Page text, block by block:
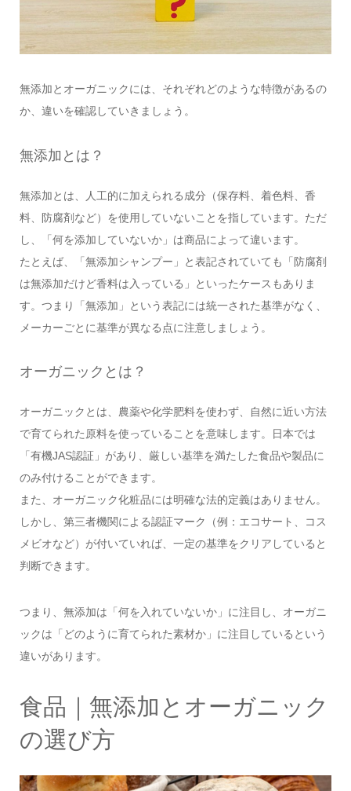
無添加とオーガニックには、それぞれどのような特徴があるの
か、違いを確認していきましょう。
無添加とは？
無添加とは、人工的に加えられる成分（保存料、着色料、香
料、防腐剤など）を使用していないことを指しています。ただ
し、「何を添加していないか」は商品によって違います。
たとえば、「無添加シャンプー」と表記されていても「防腐剤
は無添加だけど香料は入っている」といったケースもありま
す。つまり「無添加」という表記には統一された基準がなく、
メーカーごとに基準が異なる点に注意しましょう。
オーガニックとは？
オーガニックとは、農薬や化学肥料を使わず、自然に近い方法
で育てられた原料を使っていることを意味します。日本では
「有機JAS認証」があり、厳しい基準を満たした食品や製品に
のみ付けることができます。
また、オーガニック化粧品には明確な法的定義はありません。
しかし、第三者機関による認証マーク（例：エコサート、コス
メビオなど）が付いていれば、一定の基準をクリアしていると
判断できます。
つまり、無添加は「何を入れていないか」に注目し、オーガニ
ックは「どのように育てられた素材か」に注目しているという
違いがあります。
食品｜無添加とオーガニック
の選び方